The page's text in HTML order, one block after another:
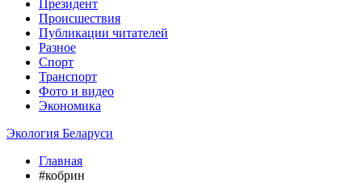
Президент
Происшествия
Публикации читателей
Разное
Спорт
Транспорт
Фото и видео
Экономика
Экология Беларуси
Главная
#кобрин